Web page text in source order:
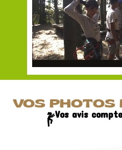
VOS PHOTOS
Vos avis